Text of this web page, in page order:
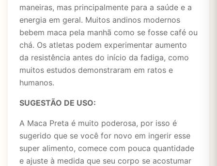
maneiras, mas principalmente para a saúde e a
energia em geral. Muitos andinos modernos
bebem maca pela manhã como se fosse café ou
chá. Os atletas podem experimentar aumento
da resistência antes do início da fadiga, como
muitos estudos demonstraram em ratos e
humanos.
SUGESTÃO DE USO:
A Maca Preta é muito poderosa, por isso é
sugerido que se você for novo em ingerir esse
super alimento, comece com pouca quantidade
e ajuste à medida que seu corpo se acostumar